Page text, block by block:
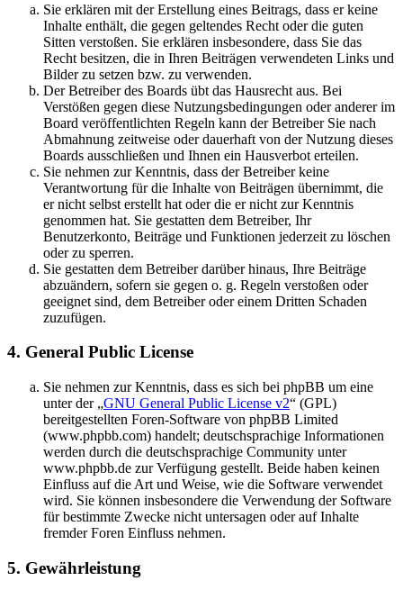
Sie erklären mit der Erstellung eines Beitrags, dass er keine
Inhalte enthält, die gegen geltendes Recht oder die guten
Sitten verstoßen. Sie erklären insbesondere, dass Sie das
Recht besitzen, die in Ihren Beiträgen verwendeten Links und
Bilder zu setzen bzw. zu verwenden.
Der Betreiber des Boards übt das Hausrecht aus. Bei
Verstößen gegen diese Nutzungsbedingungen oder anderer im
Board veröffentlichten Regeln kann der Betreiber Sie nach
Abmahnung zeitweise oder dauerhaft von der Nutzung dieses
Boards ausschließen und Ihnen ein Hausverbot erteilen.
Sie nehmen zur Kenntnis, dass der Betreiber keine
Verantwortung für die Inhalte von Beiträgen übernimmt, die
er nicht selbst erstellt hat oder die er nicht zur Kenntnis
genommen hat. Sie gestatten dem Betreiber, Ihr
Benutzerkonto, Beiträge und Funktionen jederzeit zu löschen
oder zu sperren.
Sie gestatten dem Betreiber darüber hinaus, Ihre Beiträge
abzuändern, sofern sie gegen o. g. Regeln verstoßen oder
geeignet sind, dem Betreiber oder einem Dritten Schaden
zuzufügen.
4. General Public License
Sie nehmen zur Kenntnis, dass es sich bei phpBB um eine
unter der „GNU General Public License v2“ (GPL)
bereitgestellten Foren-Software von phpBB Limited
(www.phpbb.com) handelt; deutschsprachige Informationen
werden durch die deutschsprachige Community unter
www.phpbb.de zur Verfügung gestellt. Beide haben keinen
Einfluss auf die Art und Weise, wie die Software verwendet
wird. Sie können insbesondere die Verwendung der Software
für bestimmte Zwecke nicht untersagen oder auf Inhalte
fremder Foren Einfluss nehmen.
5. Gewährleistung